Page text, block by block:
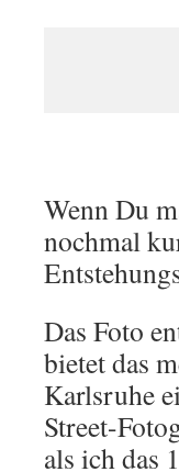
Wenn Du
nochmal
Das Foto
bietet das
Karlsruhe
Street-
als ich das